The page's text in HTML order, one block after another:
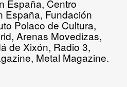
España, Centro
España, Fundación
Polaco de Cultura,
Arenas Movedizas,
de Xixón, Radio 3,
Metal Magazine.